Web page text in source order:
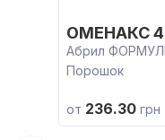
ОМЕНАКС
Абрил
Порошок
от 236.30 грн